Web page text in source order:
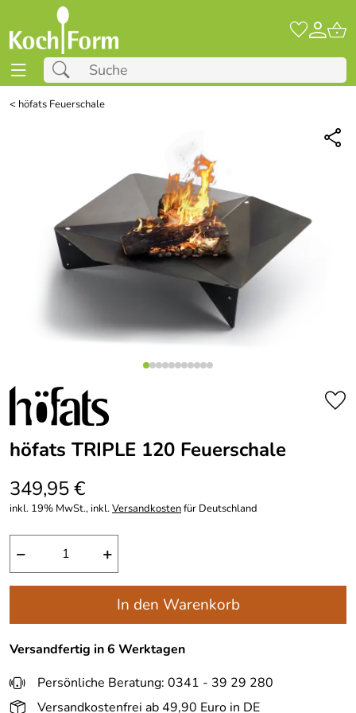
< höfats Feuerschale
höfats TRIPLE 120 Feuerschale
349,95 €
inkl. 19% MwSt., inkl.Versandkostenfür Deutschland
− +
In den Warenkorb
Versandfertig in 6 Werktagen
Persönliche Beratung: 0341 - 39 29 280
Versandkostenfrei ab 49,90 Euro in DE